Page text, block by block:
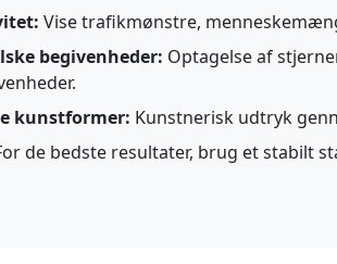
Vise trafikmønstre,
begivenheder: Optagelse af
kunstformer: Kunstnerisk udtryk
de bedste resultater, brug et stabilt